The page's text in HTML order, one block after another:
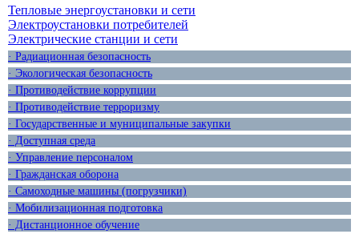
Тепловые энергоустановки и сети
Электроустановки потребителей
Электрические станции и сети
· Радиационная безопасность
· Экологическая безопасность
· Противодействие коррупции
· Противодействие терроризму
· Государственные и муниципальные закупки
· Доступная среда
· Управление персоналом
· Гражданская оборона
· Самоходные машины (погрузчики)
· Мобилизационная подготовка
· Дистанционное обучение